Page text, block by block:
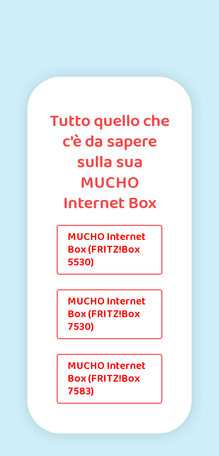
Tutto quello che
c'è da sapere
sulla sua
MUCHO
Internet Box
MUCHO Internet
Box (FRITZ!Box
5530)
MUCHO Internet
Box (FRITZ!Box
7530)
MUCHO Internet
Box (FRITZ!Box
7583)